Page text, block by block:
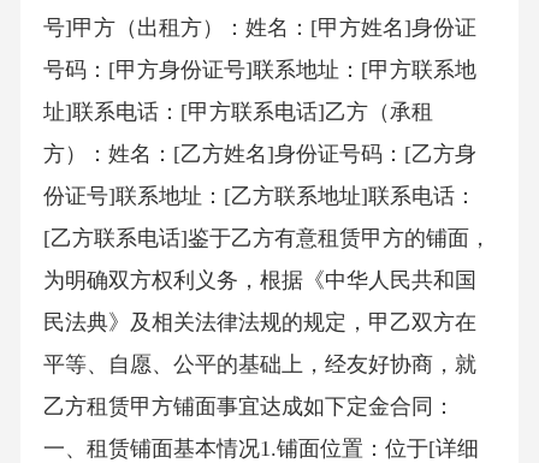
号]甲方（出租方）：姓名：[甲方姓名]身份证
号码：[甲方身份证号]联系地址：[甲方联系地
址]联系电话：[甲方联系电话]乙方（承租
方）：姓名：[乙方姓名]身份证号码：[乙方身
份证号]联系地址：[乙方联系地址]联系电话：
[乙方联系电话]鉴于乙方有意租赁甲方的铺面，
为明确双方权利义务，根据《中华人民共和国
民法典》及相关法律法规的规定，甲乙双方在
平等、自愿、公平的基础上，经友好协商，就
乙方租赁甲方铺面事宜达成如下定金合同：
一、租赁铺面基本情况1.铺面位置：位于[详细